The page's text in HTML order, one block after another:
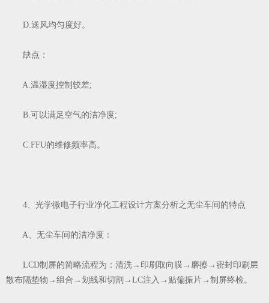
D.送风均匀度好。
缺点：
A.温湿度控制较差;
B.可以满足空气的洁净度;
C.FFU的维修频率高。
4、光学微电子行业净化工程设计方案分析之无尘车间的特点
A、无尘车间的洁净度：
LCD制屏的简略流程为：清洗→印刷取向膜→磨擦→密封印刷层
散布隔垫物→组合→划线和切割→LC注入→贴偏振片→制屏终检。